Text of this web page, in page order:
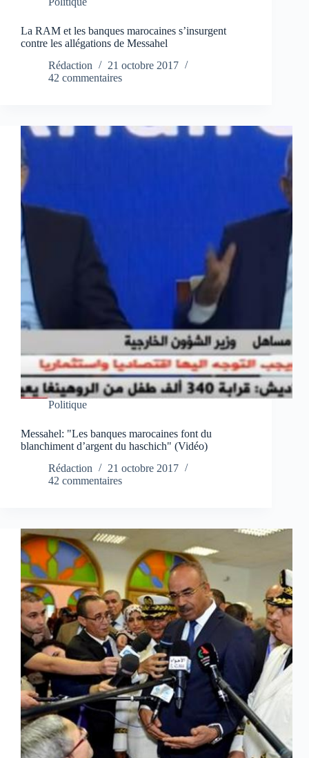
La RAM et les banques marocaines s’insurgent
contre les allégations de Messahel
Rédaction
21 octobre 2017
42 commentaires
Politique
Messahel: "Les banques marocaines font du
blanchiment d’argent du haschich" (Vidéo)
Rédaction
21 octobre 2017
42 commentaires